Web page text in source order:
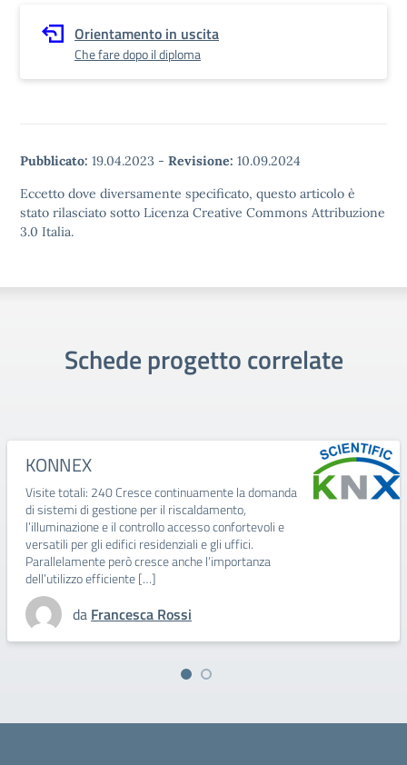
Orientamento in uscita
Che fare dopo il diploma
Pubblicato: 19.04.2023 - Revisione: 10.09.2024
Eccetto dove diversamente specificato, questo articolo è
stato rilasciato sotto Licenza Creative Commons Attribuzione
3.0 Italia.
Schede progetto correlate
KONNEX
Visite totali: 240 Cresce continuamente la domanda
di sistemi di gestione per il riscaldamento,
l’illuminazione e il controllo accesso confortevoli e
versatili per gli edifici residenziali e gli uffici.
Parallelamente però cresce anche l’importanza
dell’utilizzo efficiente […]
da Francesca Rossi